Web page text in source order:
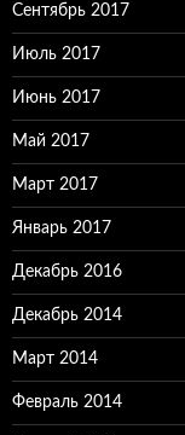
Сентябрь 2017
Июль 2017
Июнь 2017
Май 2017
Март 2017
Январь 2017
Декабрь 2016
Декабрь 2014
Март 2014
Февраль 2014